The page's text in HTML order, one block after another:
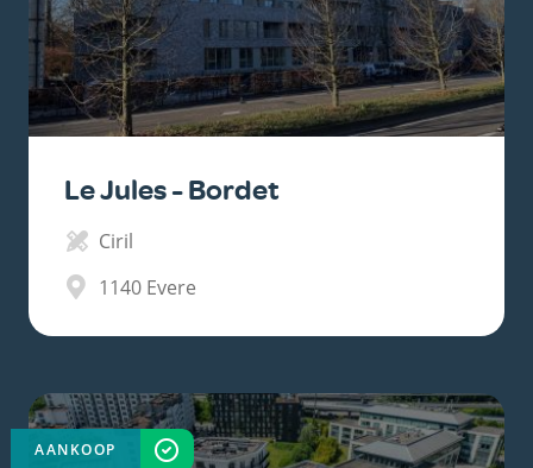
Le Jules - Bordet
Ciril
1140 Evere
AANKOOP VOLTOOID